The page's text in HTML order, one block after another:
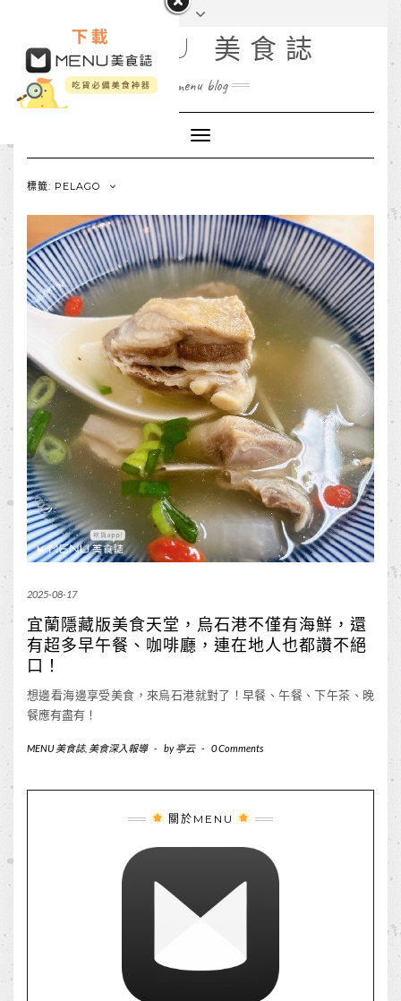
MENU 美食誌
menu blog
Toggle
Navigation
標籤: PELAGO
2025-08-17
宜蘭隱藏版美食天堂，烏石港不僅有海鮮，還
有超多早午餐、咖啡廳，連在地人也都讚不絕
口！
想邊看海邊享受美食，來烏石港就對了！早餐、午餐、下午茶、晚
餐應有盡有！
MENU 美食誌, 美食深入報導 - by亭云 - 0 Comments
關於MENU